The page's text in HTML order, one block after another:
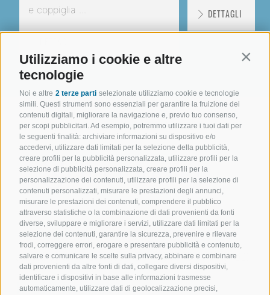
Utilizziamo i cookie e altre
tecnologie
Noi e altre 2 terze parti selezionate utilizziamo cookie e tecnologie
simili. Questi strumenti sono essenziali per garantire la fruizione dei
contenuti digitali, migliorare la navigazione e, previo tuo consenso,
per scopi pubblicitari. Ad esempio, potremmo utilizzare i tuoi dati per
le seguenti finalità: archiviare informazioni su dispositivo e/o
accedervi, utilizzare dati limitati per la selezione della pubblicità,
creare profili per la pubblicità personalizzata, utilizzare profili per la
selezione di pubblicità personalizzata, creare profili per la
personalizzazione dei contenuti, utilizzare profili per la selezione di
contenuti personalizzati, misurare le prestazioni degli annunci,
misurare le prestazioni dei contenuti, comprendere il pubblico
attraverso statistiche o la combinazione di dati provenienti da fonti
diverse, sviluppare e migliorare i servizi, utilizzare dati limitati per la
selezione dei contenuti, garantire la sicurezza, prevenire e rilevare
frodi, correggere errori, erogare e presentare pubblicità e contenuto,
salvare e comunicare le scelte sulla privacy, abbinare e combinare
dati provenienti da altre fonti di dati, collegare diversi dispositivi,
identificare i dispositivi in base alle informazioni trasmesse
automaticamente, utilizzare dati di geolocalizzazione precisi,
e coppiglia ...
DETTAGLI
Sollevatec Srl• Z.I. Förche 20 • 39040Sciaves(BZ)
T:+39 0472268370